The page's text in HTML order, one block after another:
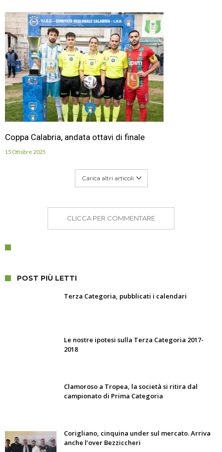
Coppa Calabria, andata ottavi di finale
15 Ottobre 2025
Carica altri articoli
CLICCA PER COMMENTARE
POST PIÙ LETTI
Terza Categoria, pubblicati i calendari
Le nostre ipotesi sulla Terza Categoria 2017-
2018
Clamoroso a Tropea, la società si ritira dal
campionato di Prima Categoria
Corigliano, cinquina under sul mercato. Arriva
anche l’over Bezziccheri